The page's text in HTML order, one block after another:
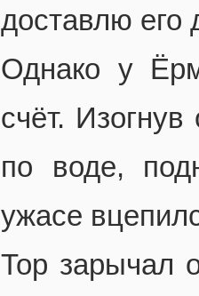
доставлю его
Однако у
счёт.
по воде,
ужасе
Тор зарычал